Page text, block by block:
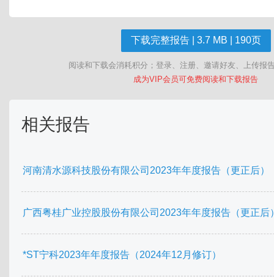
下载完整报告 | 3.7 MB | 190页
阅读和下载会消耗积分；登录、注册、邀请好友、上传报
成为VIP会员可免费阅读和下载报告
相关报告
河南清水源科技股份有限公司2023年年度报告（更正后）
广西粤桂广业控股股份有限公司2023年年度报告（更正后
*ST宁科2023年年度报告（2024年12月修订）